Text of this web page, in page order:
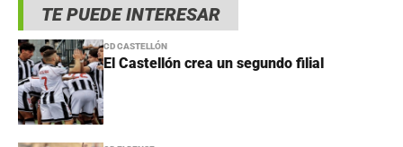
TE PUEDE INTERESAR
CD CASTELLÓN
El Castellón crea un segundo filial